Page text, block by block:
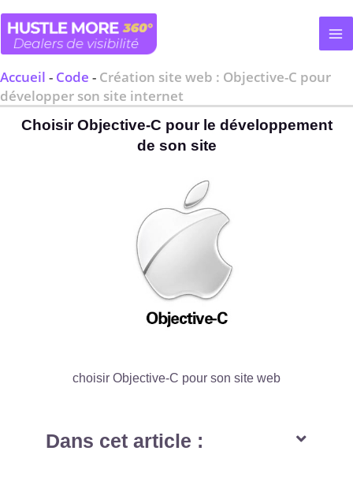
au
contenu
Accueil - Code - Création site web : Objective-C pour
développer son site internet
Choisir Objective-C pour le développement
de son site
choisir Objective-C pour son site web
Dans cet article :